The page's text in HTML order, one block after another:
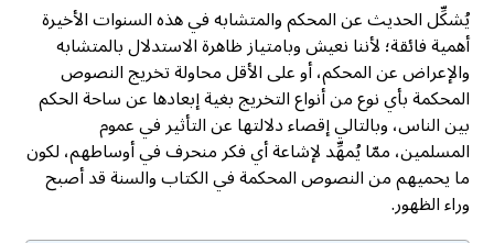
يُشكِّل الحديث عن المحكم والمتشابه في هذه السنوات الأخيرة
أهمية فائقة؛ لأننا نعيش وبامتياز ظاهرة الاستدلال بالمتشابه
والإعراض عن المحكم، أو على الأقل محاولة تخريج النصوص
المحكمة بأي نوع من أنواع التخريج بغية إبعادها عن ساحة الحكم
بين الناس، وبالتالي إقصاء دلالتها عن التأثير في عموم
المسلمين، ممّا يُمهِّد لإشاعة أي فكر منحرف في أوساطهم، لكون
ما يحميهم من النصوص المحكمة في الكتاب والسنة قد أصبح
وراء الظهور.